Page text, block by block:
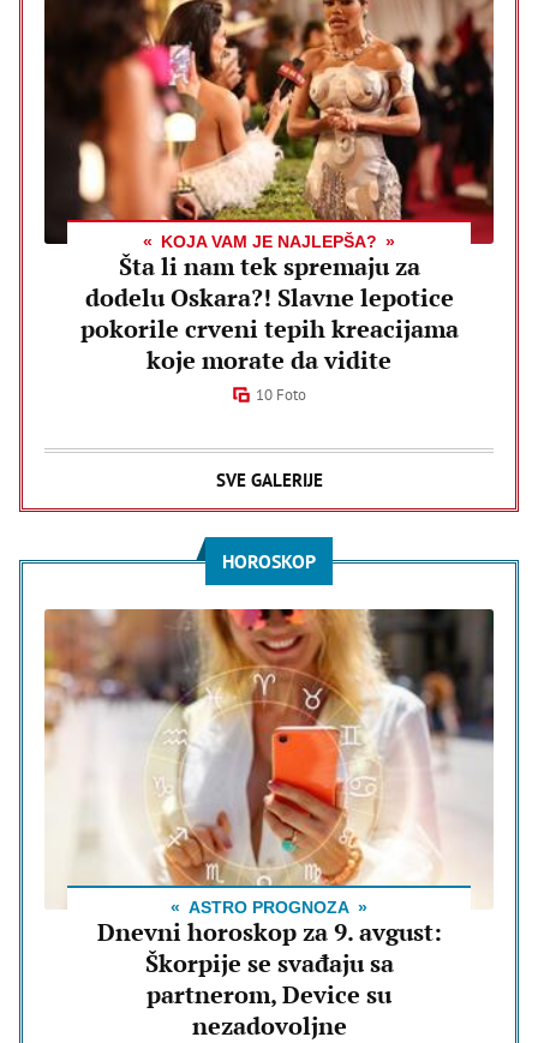
KOJA VAM JE NAJLEPŠA?
Šta li nam tek spremaju za
dodelu Oskara?! Slavne lepotice
pokorile crveni tepih kreacijama
koje morate da vidite
10 Foto
SVE GALERIJE
HOROSKOP
ASTRO PROGNOZA
Dnevni horoskop za 9. avgust:
Škorpije se svađaju sa
partnerom, Device su
nezadovoljne